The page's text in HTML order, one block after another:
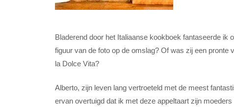
Bladerend door het Italiaanse kookboek fantaseerde ik
figuur van de foto op de omslag? Of was zij een
la Dolce Vita?
Alberto, zijn leven lang vertroeteld met de meest
ervan overtuigd dat ik met deze appeltaart zijn